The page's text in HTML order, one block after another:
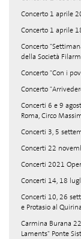
Concerto 1 aprile
Concerto 1 aprile
Concerto
della Società
Concerto "Con i
Concerto
Concerti 6 e 9
Roma, Circo
Concerti 3, 5
Concerti 22
Concerti 2021
Concerti 14, 18
Concerti 10, 26
e Protasio al
Carmina Burana
Laments" Ponte